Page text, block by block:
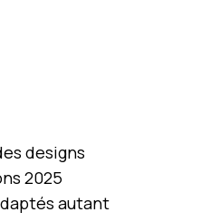
designs
2025
autant